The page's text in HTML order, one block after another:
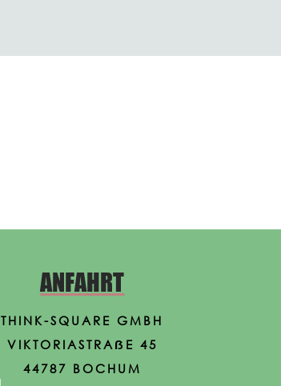
ANFAHRT
THINK-S QUARE GMBH
VIKTORIASTRAẞE 45
44787 BOCHUM